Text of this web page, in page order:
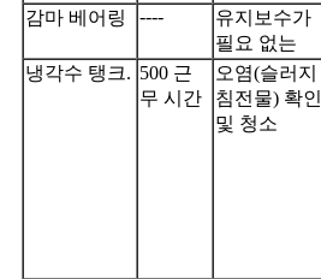
감마 베어링
----
유지보수가
필요 없는
냉각수 탱크. 500 근
무 시간
오염(슬러지
침전물) 확인
및 청소